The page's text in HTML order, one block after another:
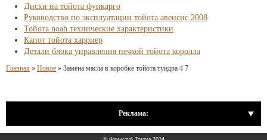
Диски на тойота функарго
Руководство по эксплуатации тойота авенсис 2008
Тойота noah технические характеристики
Капот тойота харриер
Детали блока управления печкой тойота королла
Главная » Новое » Замена масла в коробке тойота тундра 4 7
Реклама: